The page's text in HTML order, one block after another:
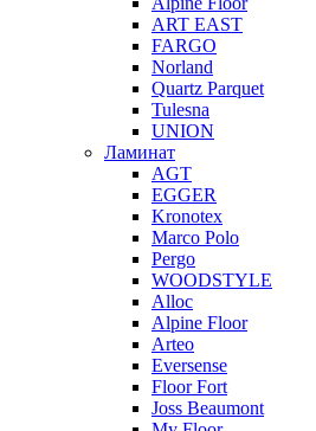
ART EAST
FARGO
Norland
Quartz Parquet
Tulesna
UNION
Ламинат
AGT
EGGER
Kronotex
Marco Polo
Pergo
WOODSTYLE
Alloc
Alpine Floor
Arteo
Eversense
Floor Fort
Joss Beaumont